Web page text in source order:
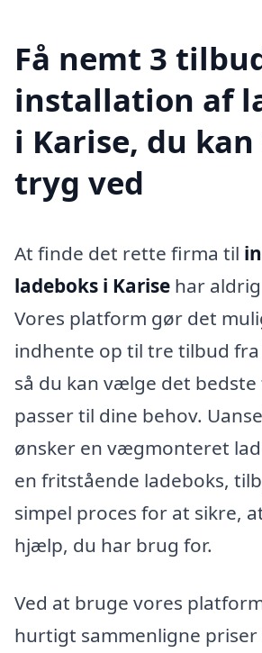
Få nemt 3
installation af
i Karise, du
tryg ved
At finde det rette firma til
ladeboks i Karise har
Vores platform gør det
indhente op til tre tilbud
så du kan vælge det
passer til dine behov.
ønsker en vægmonteret
en fritstående ladeboks,
simpel proces for at sikre,
hjælp, du har brug for.
Ved at bruge vores
hurtigt sammenligne